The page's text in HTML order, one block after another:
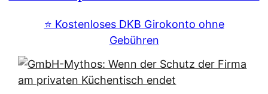
r
s
i
c
d
n
w
u
e
r
k
⭐️ Kostenloses DKB Girokonto ohne
Gebühren